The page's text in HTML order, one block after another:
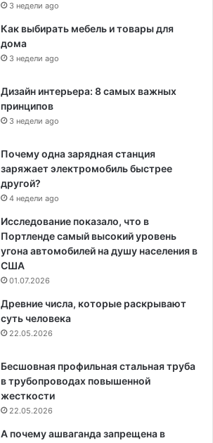
3 недели ago
Как выбирать мебель и товары для
дома
3 недели ago
Дизайн интерьера: 8 самых важных
принципов
3 недели ago
Почему одна зарядная станция
заряжает электромобиль быстрее
другой?
4 недели ago
Исследование показало, что в
Портленде самый высокий уровень
угона автомобилей на душу населения в
США
01.07.2026
Древние числа, которые раскрывают
суть человека
22.05.2026
Бесшовная профильная стальная труба
в трубопроводах повышенной
жесткости
22.05.2026
А почему ашваганда запрещена в